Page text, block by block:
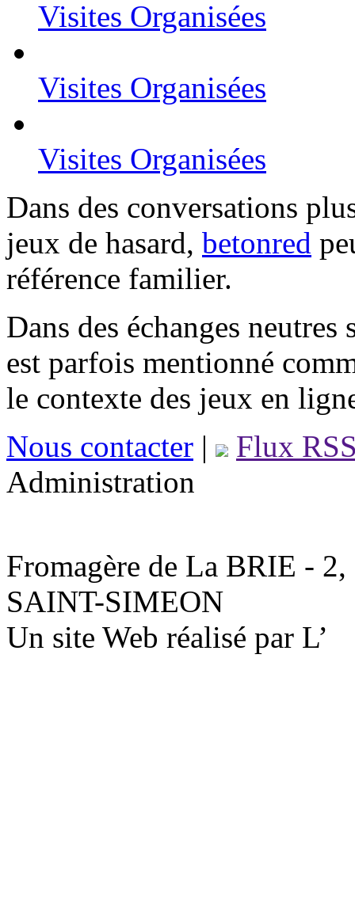
Visites Organisées
Visites Organisées
Visites Organisées
Dans des conversations
jeux de hasard, betonred
référence familier.
Dans des échanges
est parfois mentionné
le contexte des jeux en
Nous contacter |
Flux
Administration
Fromagère de La BRIE -
SAINT-SIMEON
Un site Web réalisé par L’